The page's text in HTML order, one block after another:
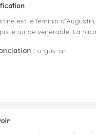
est le féminin
ou de vénérable. La
: o-gus-tin